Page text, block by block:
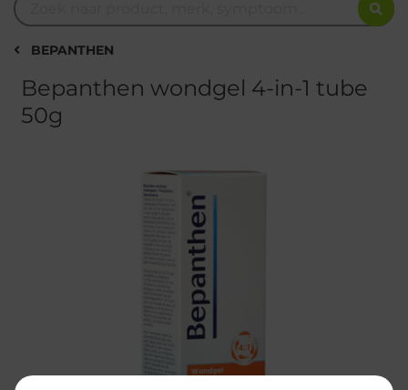
BEPANTHEN
Bepanthen wondgel 4-in-1 tube
50g